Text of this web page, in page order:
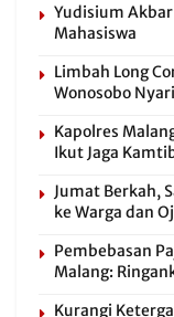
Yudisium
Mahasiswa
Limbah Long
Wonosobo
Kapolres
Ikut Jaga
Jumat Berkah,
ke Warga dan
Pembebasan
Malang:
Kurangi